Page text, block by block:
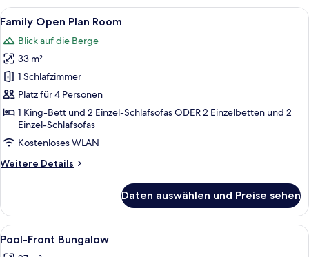
Bedroom
Room
Alle
Fotos
für
Family
Open
Plan
Room
anzeigen
Ein Hotelzimmer mit Balkon,
8
Family Open Plan Room
Blick auf die Berge
33 m²
1 Schlafzimmer
Platz für 4 Personen
1 King-Bett und 2 Einzel-Schlafsofas ODER 2 Einzelbetten und 2
Einzel-Schlafsofas
Kostenloses WLAN
Weitere Details
Weitere
Open
Plan
Room
Daten auswählen und Preise sehen
Alle
Fotos
Ein Schlafzimmer mit einem
5
Pool-Front Bungalow